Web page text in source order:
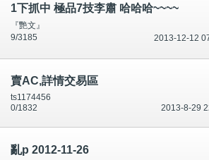
1下抓中 極品7技李肅 哈哈哈~~~~
『艷文』
2013-12-12
9/3185
賣AC,詳情交易區
ts1174456
2013-8-29
0/1832
亂p 2012-11-26